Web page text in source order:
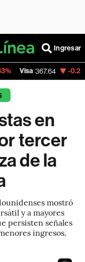
Ingresar
-0.24%
en
tercer
de la
mostró
y a mayores
persisten señales
ingresos.